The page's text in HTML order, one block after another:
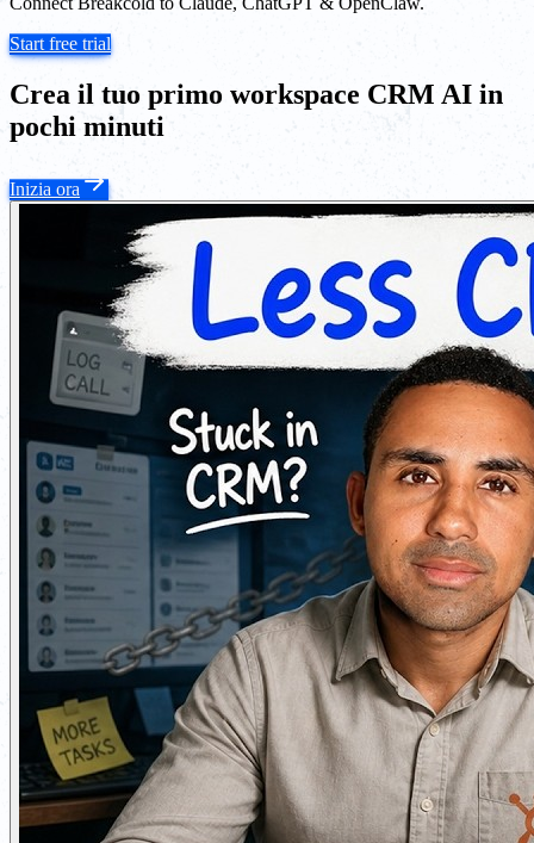
Start free trial
Crea il tuo primo workspace CRM AI in
pochi minuti
Inizia ora